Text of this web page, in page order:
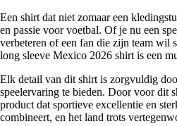
Een shirt dat niet zomaar een
en passie voor voetbal. Of je nu een
verbeteren of een fan die zijn team wil
long sleeve Mexico 2026 shirt is een
Elk detail van dit shirt is zorgvuldig
speelervaring te bieden. Door voor dit
product dat sportieve excellentie en
combineert, en het land trots